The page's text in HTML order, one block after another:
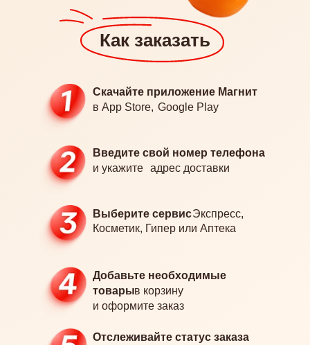
Как заказать
Введите свой номер телефона
и укажите адрес доставки
в App Store,
Скачайте приложение Магнит
Google Play
Косметик, Гипер или Аптека
Экспресс,
Отслеживайте статус заказа
Выберите сервис
Добавьте необходимые
товары
и оформите заказ
в корзину